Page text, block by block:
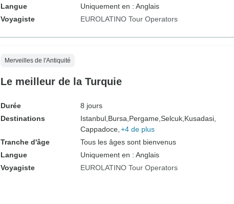
Langue
Uniquement en : Anglais
Voyagiste
EUROLATINO Tour Operators
Merveilles de l'Antiquité
Le meilleur de la Turquie
Durée
8 jours
Destinations
Istanbul, Bursa, Pergame, Selcuk, Kusadasi,
Cappadoce, +4 de plus
Tranche d'âge
Tous les âges sont bienvenus
Langue
Uniquement en : Anglais
Voyagiste
EUROLATINO Tour Operators